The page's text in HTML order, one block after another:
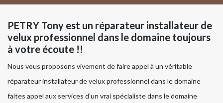
PETRY Tony est un réparateur installateur de
velux professionnel dans le domaine toujours
à votre écoute !!
Nous vous proposons vivement de faire appel à un véritable
réparateur installateur de velux professionnel dans le domaine
faites appel aux services d’un vrai spécialiste dans le domaine